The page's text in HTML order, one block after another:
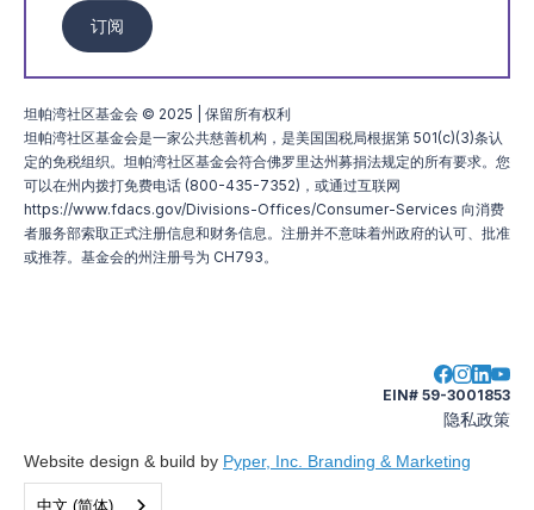
订阅
坦帕湾社区基金会 © 2025 | 保留所有权利
坦帕湾社区基金会是一家公共慈善机构，是美国国税局根据第 501(c)(3)条认
定的免税组织。坦帕湾社区基金会符合佛罗里达州募捐法规定的所有要求。您
可以在州内拨打免费电话 (800-435-7352)，或通过互联网
https://www.fdacs.gov/Divisions-Offices/Consumer-Services 向消费
者服务部索取正式注册信息和财务信息。注册并不意味着州政府的认可、批准
或推荐。基金会的州注册号为 CH793。
EIN# 59-3001853
隐私政策
Website design & build by Pyper, Inc. Branding & Marketing
中文 (简体)